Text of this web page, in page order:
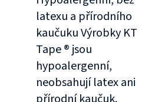
latexu a přírodního
kaučuku Výrobky KT
Tape ® jsou
hypoalergenní,
neobsahují latex ani